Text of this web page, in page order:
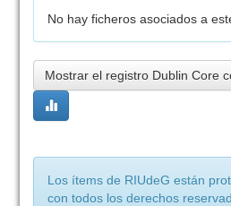
No hay ficheros asociados a
Mostrar el registro Dublin Core
Los ítems de RIUdeG están
con todos los derechos